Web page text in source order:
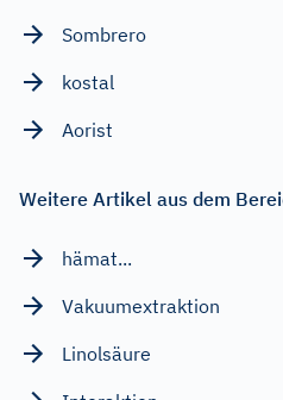
Sombrero
kostal
Aorist
Weitere Artikel aus dem
hämat...
Vakuumextraktion
Linolsäure